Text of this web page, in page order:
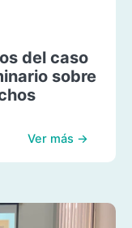
del caso
sobre
Ver más →